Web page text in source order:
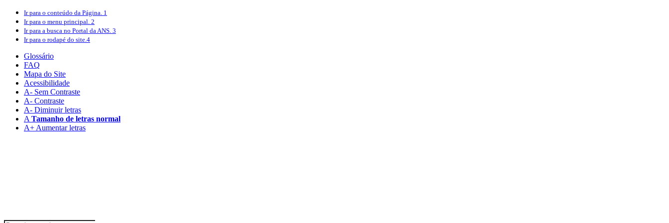
Ir para o conteúdo da Página. 1
Ir para o menu principal. 2
Ir para a busca no Portal da ANS. 3
Ir para o rodapé do site.4
Glossário
FAQ
Mapa do Site
Acessibilidade
A- Sem Contraste
A- Contraste
A- Diminuir letras
A Tamanho de letras normal
A+ Aumentar letras